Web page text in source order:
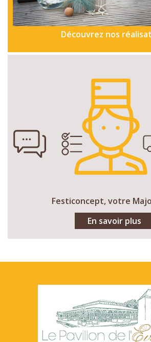
Découvrez nos
Festiconcept, votre
En savoir plus